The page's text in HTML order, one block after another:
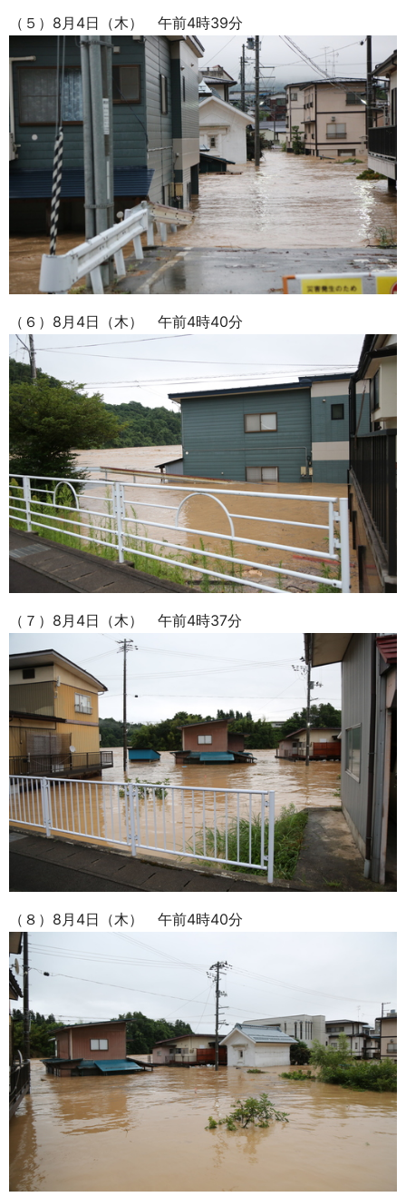
（５）8月4日（木） 午前4時39分
（６）8月4日（木） 午前4時40分
（７）8月4日（木） 午前4時37分
（８）8月4日（木） 午前4時40分